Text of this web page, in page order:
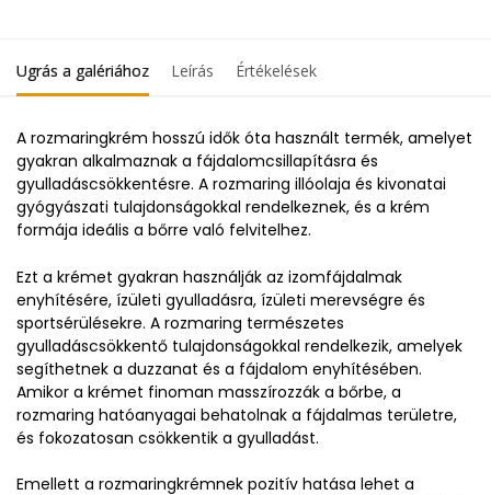
Ugrás a galériához Leírás Értékelések
A rozmaringkrém hosszú idők óta használt termék, amelyet
gyakran alkalmaznak a fájdalomcsillapításra és
gyulladáscsökkentésre. A rozmaring illóolaja és kivonatai
gyógyászati tulajdonságokkal rendelkeznek, és a krém
formája ideális a bőrre való felvitelhez.
Ezt a krémet gyakran használják az izomfájdalmak
enyhítésére, ízületi gyulladásra, ízületi merevségre és
sportsérülésekre. A rozmaring természetes
gyulladáscsökkentő tulajdonságokkal rendelkezik, amelyek
segíthetnek a duzzanat és a fájdalom enyhítésében.
Amikor a krémet finoman masszírozzák a bőrbe, a
rozmaring hatóanyagai behatolnak a fájdalmas területre,
és fokozatosan csökkentik a gyulladást.
Emellett a rozmaringkrémnek pozitív hatása lehet a